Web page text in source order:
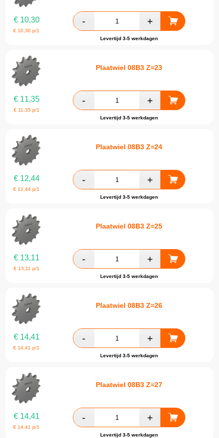
€10,30
€ 10,30 p/1
Levertijd 3-5 werkdagen
Plaatwiel 08B3 Z=23
€11,35
€ 11,35p/1
Levertijd 3-5 werkdagen
Plaatwiel 08B3 Z=24
€12,44
€ 12,44 p/1
Levertijd 3-5 werkdagen
Plaatwiel 08B3 Z=25
€13,11
€ 13,11 p/1
Levertijd 3-5 werkdagen
Plaatwiel 08B3 Z=26
€14,41
€ 14,41 p/1
Levertijd 3-5 werkdagen
Plaatwiel 08B3 Z=27
€14,41
€ 14,41 p/1
Levertijd 3-5 werkdagen